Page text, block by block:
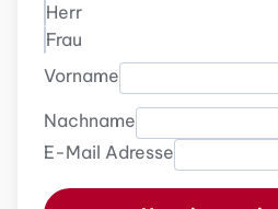
Herr
Frau
Vorname
Nachname
E-Mail Adresse